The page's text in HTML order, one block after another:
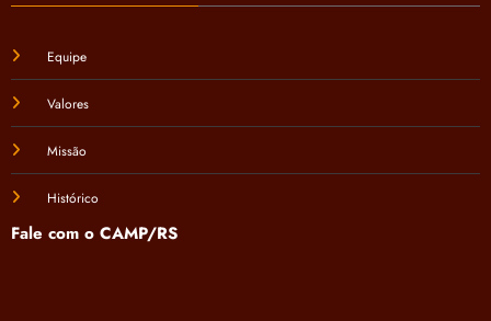
Equipe
Valores
Missão
Histórico
Fale com o CAMP/RS